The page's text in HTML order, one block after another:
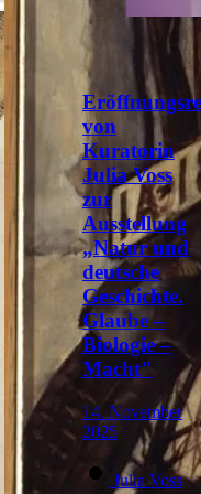
von
Kuratorin
Julia Voss
zur
Ausstellung
„Natur und
deutsche
Geschichte.
Glaube –
Biologie –
Macht"
14. November
2025
Julia Voss